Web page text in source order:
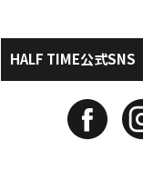
HALF TIME公式SNS